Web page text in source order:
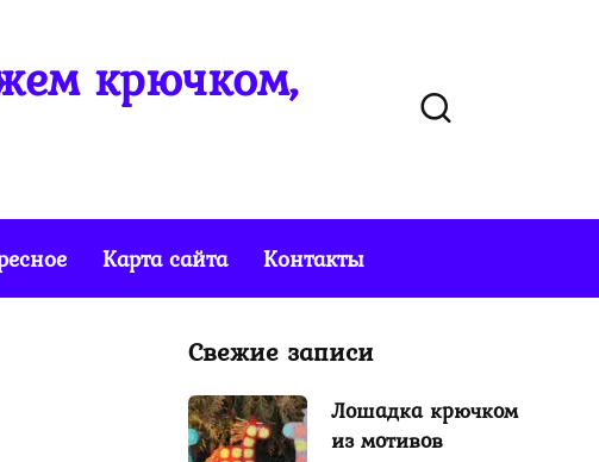
крючком,
Карта сайта Контакты
Свежие записи
Лошадка крючком
из мотивов